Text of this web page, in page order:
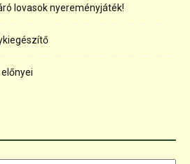
lovasok nyereményjáték!